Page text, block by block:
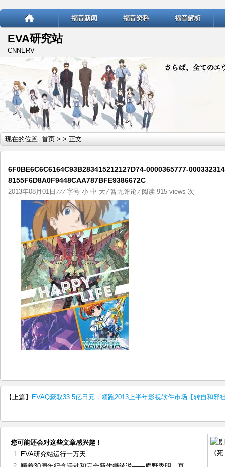
福音新闻 福音资料 福音解析
EVA研究站
CNNERV
现在的位置: 首页 > > 正文
6F0BE6C6C6164C93B283415212127D74-0000365777-
8155F6D8A0F9448CAA787BFE9386672C
2013年08月01日 ⁄⁄ ⁄ 字号 小 中 大 ⁄暂无评论⁄ 阅读 915 views 次
【上篇】 EVAQ豪取33.5亿日元，领跑2013上半年影视软件市场【转自和邪
您可能还会对这些文章感兴趣！
EVA研究站运行一万天